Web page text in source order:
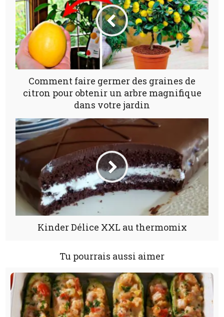
Comment faire germer des graines de
citron pour obtenir un arbre magnifique
dans votre jardin
Kinder Délice XXL au thermomix
Tu pourrais aussi aimer